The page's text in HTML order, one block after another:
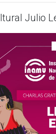
Julio